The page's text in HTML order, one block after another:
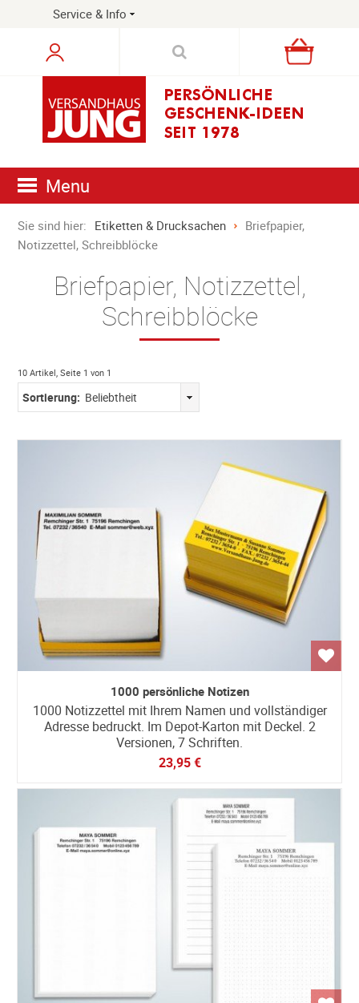
Service & Info
Warenkorb
Menu
Sie sind hier: Etiketten & Drucksachen
Briefpapier,
Notizzettel, Schreibblöcke
Briefpapier, Notizzettel,
Schreibblöcke
10 Artikel, Seite 1 von 1
Sortierung: Beliebtheit
1000 persönliche Notizen
1000 Notizzettel mit Ihrem Namen und vollständiger
Adresse bedruckt. Im Depot-Karton mit Deckel. 2
Versionen, 7 Schriften.
23,95 €